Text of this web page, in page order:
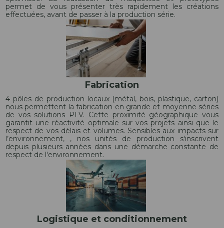
permet de vous présenter très rapidement les créations
effectuées, avant de passer à la production série.
Fabrication
4 pôles de production locaux (métal, bois, plastique, carton)
nous permettent la fabrication en grande et moyenne séries
de vos solutions PLV. Cette proximité géographique vous
garantit une réactivité optimale sur vos projets ainsi que le
respect de vos délais et volumes. Sensibles aux impacts sur
l’environnement, , nos unités de production s'inscrivent
depuis plusieurs années dans une démarche constante de
respect de l'environnement.
Logistique et conditionnement